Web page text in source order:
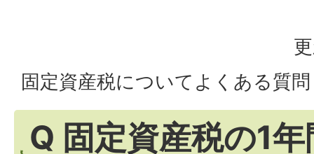
固定資産税についてよくある質問
Q 固定資産税の1